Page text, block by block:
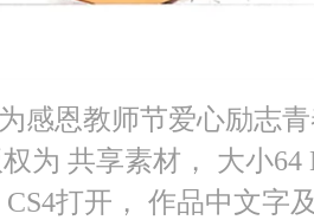
感恩教师节爱心励志
权为 共享素材， 大小
CS4打开， 作品中文